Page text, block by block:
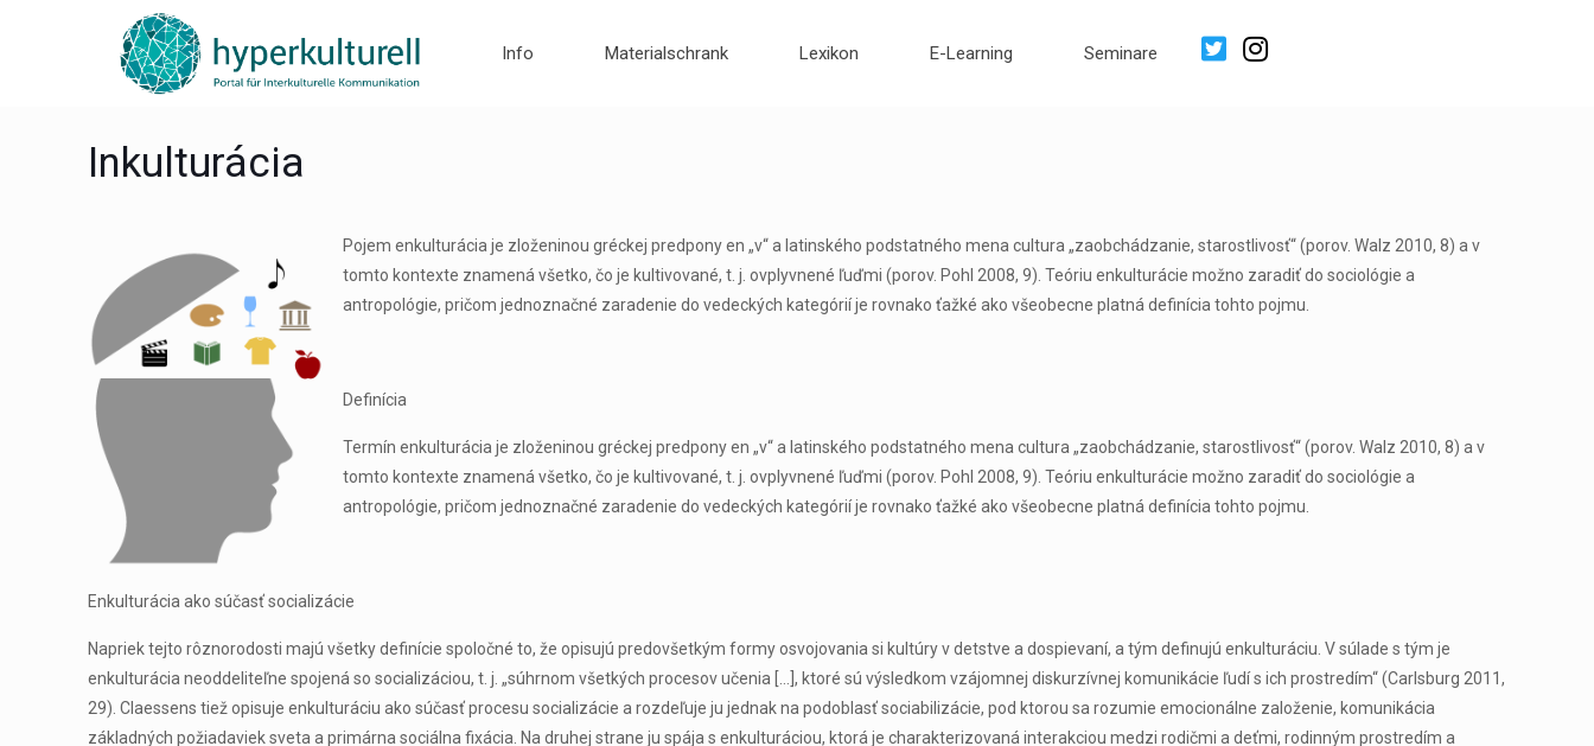
Info Materialschrank Lexikon E-Learning Seminare
Inkulturácia
Pojem enkulturácia je zloženinou gréckej predpony en „v“ a latinského podstatného mena cultura „zaobchádzanie, starostlivosť“ (porov. Walz 2010, 8) a v
tomto kontexte znamená všetko, čo je kultivované, t. j. ovplyvnené ľuďmi (porov. Pohl 2008, 9). Teóriu enkulturácie možno zaradiť do sociológie a
antropológie, pričom jednoznačné zaradenie do vedeckých kategórií je rovnako ťažké ako všeobecne platná definícia tohto pojmu.
Definícia
Termín enkulturácia je zloženinou gréckej predpony en „v“ a latinského podstatného mena cultura „zaobchádzanie, starostlivosť“ (porov. Walz 2010, 8) a v
tomto kontexte znamená všetko, čo je kultivované, t. j. ovplyvnené ľuďmi (porov. Pohl 2008, 9). Teóriu enkulturácie možno zaradiť do sociológie a
antropológie, pričom jednoznačné zaradenie do vedeckých kategórií je rovnako ťažké ako všeobecne platná definícia tohto pojmu.
Enkulturácia ako súčasť socializácie
Napriek tejto rôznorodosti majú všetky definície spoločné to, že opisujú predovšetkým formy osvojovania si kultúry v detstve a dospievaní, a tým definujú enkulturáciu. V súlade s tým je
enkulturácia neoddeliteľne spojená so socializáciou, t. j. „súhrnom všetkých procesov učenia […], ktoré sú výsledkom vzájomnej diskurzívnej komunikácie ľudí s ich prostredím“ (Carlsburg 2011,
29). Claessens tiež opisuje enkulturáciu ako súčasť procesu socializácie a rozdeľuje ju jednak na podoblasť sociabilizácie, pod ktorou sa rozumie emocionálne založenie, komunikácia
základných požiadaviek sveta a primárna sociálna fixácia. Na druhej strane ju spája s enkulturáciou, ktorá je charakterizovaná interakciou medzi rodičmi a deťmi, rodinným prostredím a